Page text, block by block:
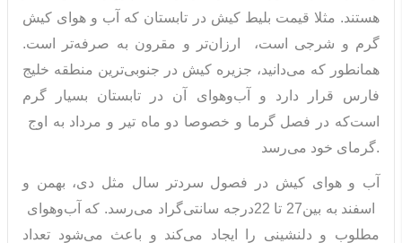
هستند. مثلا قیمت بلیط کیش در تابستان که آب و هوای کیش
گرم و شرجی است، ارزان‌تر و مقرون به صرفه‌تر است.
همانطور که می‌دانید، جزیره کیش در جنوبی‌ترین منطقه خلیج
فارس قرار دارد و آب‌و‌هوای آن در تابستان بسیار گرم
استکه
گرمای خود می‌رسد.
آب و هوای کیش در فصول سردتر سال مثل دی، بهمن و
27
22
مطلوب و دلنشینی را ایجاد می‌کند و باعث می‌شود تعداد